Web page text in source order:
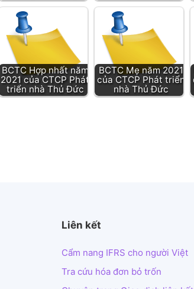
BCTC Hợp nhất năm
2021 của CTCP Phát
triển nhà Thủ Đức
BCTC Mẹ năm 2021
của CTCP Phát triển
nhà Thủ Đức
Liên kết
Cẩm nang IFRS cho người Việt
Tra cứu hóa đơn bỏ trốn